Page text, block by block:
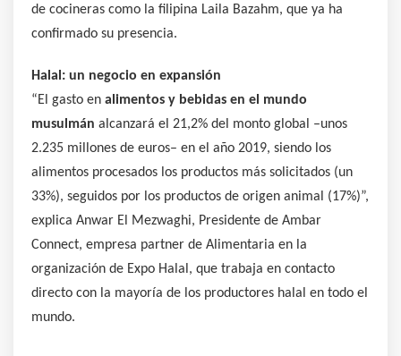
de cocineras como la filipina Laila Bazahm, que ya ha
confirmado su presencia.
Halal: un negocio en expansión
“El gasto en alimentos y bebidas en el mundo
musulmán alcanzará el 21,2% del monto global –unos
2.235 millones de euros– en el año 2019, siendo los
alimentos procesados los productos más solicitados (un
33%), seguidos por los productos de origen animal (17%)”,
explica Anwar El Mezwaghi, Presidente de Ambar
Connect, empresa partner de Alimentaria en la
organización de Expo Halal, que trabaja en contacto
directo con la mayoría de los productores halal en todo el
mundo.